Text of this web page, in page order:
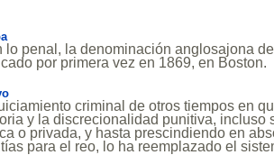
lo penal, la denominación anglosajona
por primera vez en 1869, en Boston.
criminal de otros tiempos en
y la discrecionalidad punitiva, incluso
o privada, y hasta prescindiendo en
para el reo, lo ha reemplazado el